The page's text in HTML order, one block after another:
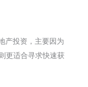
产投资，主要因为
更适合寻求快速获